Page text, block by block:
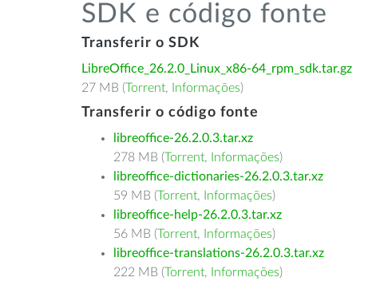
SDK e código fonte
Transferir o SDK
LibreOffice_26.2.0_Linux_x86-64_rpm_sdk.tar.gz
27 MB (Torrent, Informações)
Transferir o código fonte
libreoffice-26.2.0.3.tar.xz
278 MB (Torrent, Informações)
libreoffice-dictionaries-26.2.0.3.tar.xz
59 MB (Torrent, Informações)
libreoffice-help-26.2.0.3.tar.xz
56 MB (Torrent, Informações)
libreoffice-translations-26.2.0.3.tar.xz
222 MB (Torrent, Informações)